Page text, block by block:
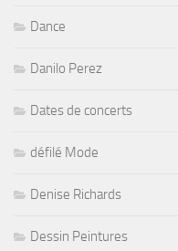
Dance
Danilo Perez
Dates de concerts
défilé Mode
Denise Richards
Dessin Peintures